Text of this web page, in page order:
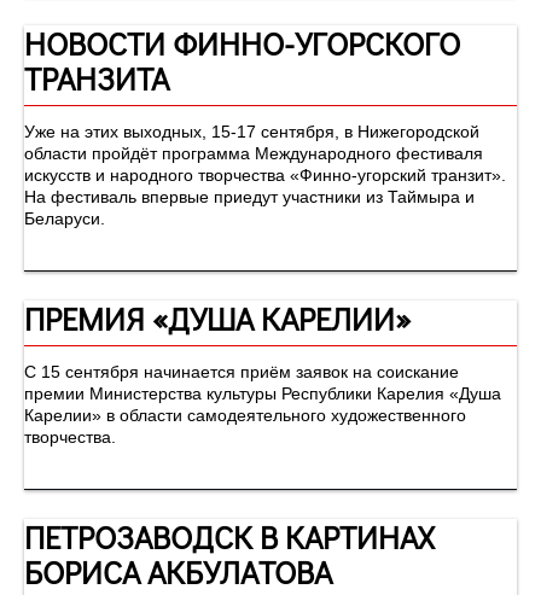
НОВОСТИ ФИННО-УГОРСКОГО
ТРАНЗИТА
Уже на этих выходных, 15-17 сентября, в Нижегородской
области пройдёт программа Международного фестиваля
искусств и народного творчества «Финно-угорский транзит».
На фестиваль впервые приедут участники из Таймыра и
Беларуси.
ПРЕМИЯ «ДУША КАРЕЛИИ»
С 15 сентября начинается приём заявок на соискание
премии Министерства культуры Республики Карелия «Душа
Карелии» в области самодеятельного художественного
творчества.
ПЕТРОЗАВОДСК В КАРТИНАХ
БОРИСА АКБУЛАТОВА